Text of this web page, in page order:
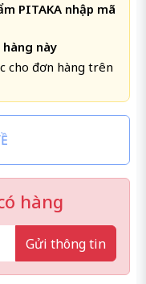
PITAKA nhập mã
này
cho đơn hàng trên
hàng
Gửi thông tin